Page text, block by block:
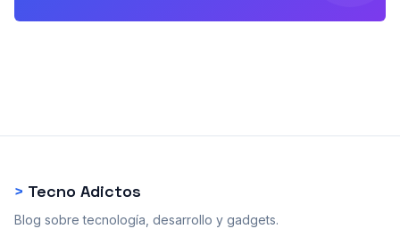
> Tecno Adictos
Blog sobre tecnología, desarrollo y gadgets.